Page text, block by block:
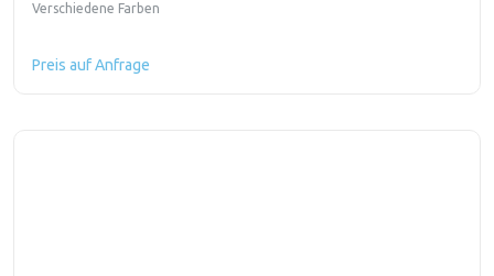
Verschiedene Farben
Preis auf Anfrage